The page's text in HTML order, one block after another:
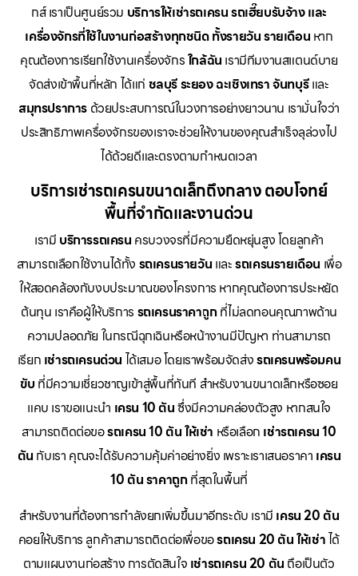
กส์ เราเป็นศูนย์รวม บริการให้เช่ารถเครน รถเฮี๊ยบรับจ้าง และ
เครื่องจักรที่ใช้ในงานก่อสร้างทุกชนิด ทั้งรายวัน รายเดือน หาก
คุณต้องการเรียกใช้งานเครื่องจักรใกล้ฉัน เรามีทีมงานสแตนด์บาย
จัดส่งเข้าพื้นที่หลัก ได้แก่ ชลบุรี ระยอง ฉะเชิงเทรา จันทบุรีและ
สมุทรปราการด้วยประสบการณ์ในวงการอย่างยาวนาน เรามั่นใจว่า
ประสิทธิภาพเครื่องจักรของเราจะช่วยให้งานของคุณสำเร็จลุล่วงไป
ได้ด้วยดีและตรงตามกำหนดเวลา
บริการเช่ารถเครนขนาดเล็กถึงกลาง ตอบโจทย์
พื้นที่จำกัดและงานด่วน
เรามี บริการรถเครน ครบวงจรที่มีความยืดหยุ่นสูง โดยลูกค้า
สามารถเลือกใช้งานได้ทั้ง รถเครนรายวัน และรถเครนรายเดือน เพื่อ
ให้สอดคล้องกับงบประมาณของโครงการ หากคุณต้องการประหยัด
ต้นทุน เราคือผู้ให้บริการ รถเครนราคาถูกที่ไม่ลดทอนคุณภาพด้าน
ความปลอดภัย ในกรณีฉุกเฉินหรือหน้างานมีปัญหา ท่านสามารถ
เรียก เช่ารถเครนด่วน ได้เสมอ โดยเราพร้อมจัดส่งรถเครนพร้อมคน
ขับ ที่มีความเชี่ยวชาญเข้าสู่พื้นที่ทันที สำหรับงานขนาดเล็กหรือซอย
แคบ เราขอแนะนำ เครน 10 ตันซึ่งมีความคล่องตัวสูง หากสนใจ
สามารถติดต่อขอรถเครน 10 ตัน ให้เช่า หรือเลือก เช่ารถเครน 10
ตัน กับเรา คุณจะได้รับความคุ้มค่าอย่างยิ่ง เพราะเราเสนอราคา เครน
10 ตัน ราคาถูกที่สุดในพื้นที่
สำหรับงานที่ต้องการกำลังยกเพิ่มขึ้นมาอีกระดับ เรามี เครน 20 ตัน
คอยให้บริการ ลูกค้าสามารถติดต่อเพื่อขอรถเครน 20 ตัน ให้เช่าได้
ตามแผนงานก่อสร้าง การตัดสินใจ เช่ารถเครน 20 ตัน ถือเป็นตัว